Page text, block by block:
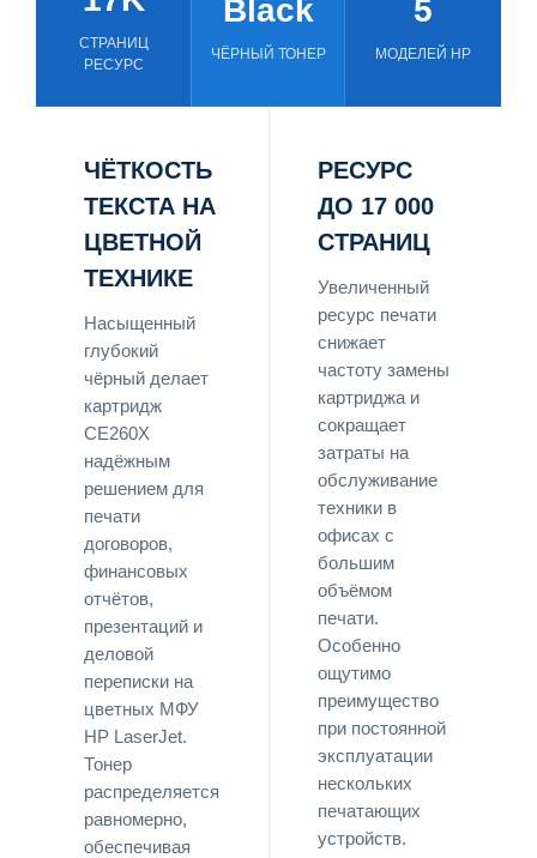
СТРАНИЦ
РЕСУРС
Black
ЧЁРНЫЙ ТОНЕР
5
МОДЕЛЕЙ HP
ЧЁТКОСТЬ
ТЕКСТА НА
ЦВЕТНОЙ
ТЕХНИКЕ
Насыщенный
глубокий
чёрный делает
картридж
CE260X
надёжным
решением для
печати
договоров,
финансовых
отчётов,
презентаций и
деловой
переписки на
цветных МФУ
HP LaserJet.
Тонер
распределяется
равномерно,
обеспечивая
РЕСУРС
ДО 17 000
СТРАНИЦ
Увеличенный
ресурс печати
снижает
частоту замены
картриджа и
сокращает
затраты на
обслуживание
техники в
офисах с
большим
объёмом
печати.
Особенно
ощутимо
преимущество
при постоянной
эксплуатации
нескольких
печатающих
устройств.